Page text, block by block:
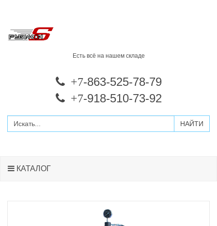
Есть всё на нашем складе
+7-863-525-78-79
+7-918-510-73-92
КАТАЛОГ